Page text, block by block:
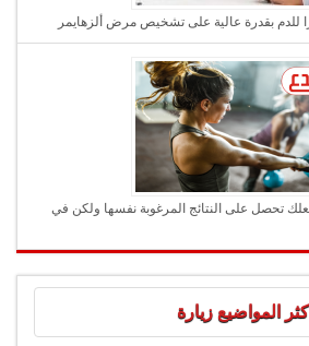
للدم بقدرة عالية على تشخيص مرض ألزهايمر
تحصل على النتائج المرغوبة نفسها ولكن في
اكثر المواضيع زيارة